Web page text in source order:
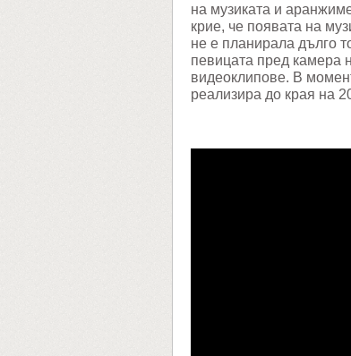
на музиката и
крие, че появата на
не е планирала дълго
певицата пред камера
видеоклипове. В
реализира до края на